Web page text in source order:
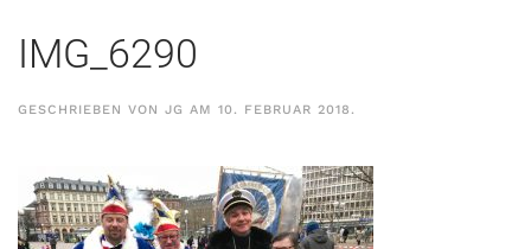
IMG_6290
GESCHRIEBEN VON JG AM 10. FEBRUAR 2018 .